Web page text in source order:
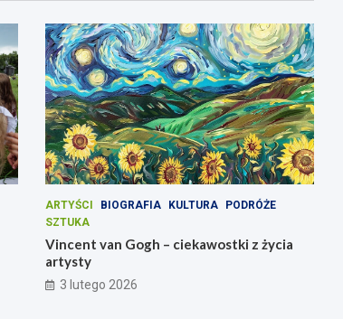
ARTYŚCI BIOGRAFIA KULTURA
PODRÓŻE
SZTUKA
Vincent van Gogh – ciekawostki z życia
artysty
3 lutego 2026